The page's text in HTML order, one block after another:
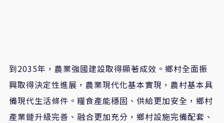
到2035年，農業強國建設取得顯著成效。鄉村全面振
興取得決定性進展，農業現代化基本實現，農村基本具
備現代生活條件。糧食產能穩固、供給更加安全，鄉村
產業鏈升級完善、融合更加充分，鄉村設施完備配套、